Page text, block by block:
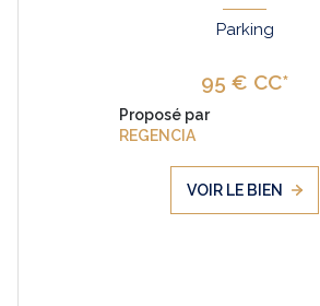
Parking
95 € CC*
Proposé par
REGENCIA
VOIR LE BIEN